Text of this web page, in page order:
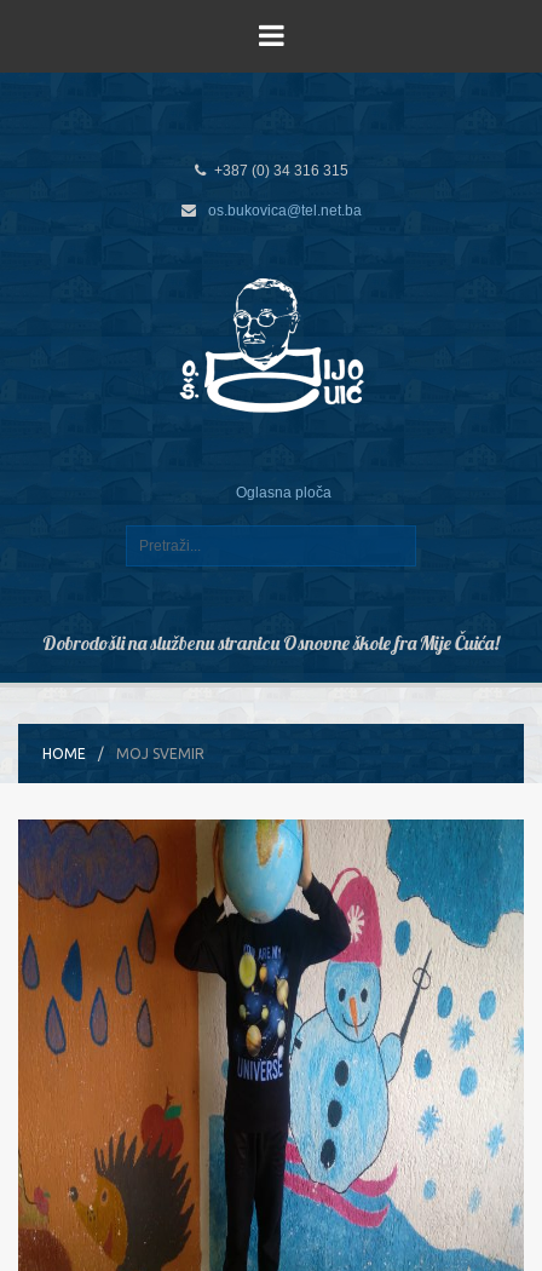
+387 (0) 34 316 315
os.bukovica@tel.net.ba
Oglasna ploča
Dobrodošli na službenu stranicu Osnovne škole fra Mije Čuića!
HOME MOJ SVEMIR